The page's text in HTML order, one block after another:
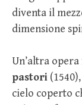
diventa il
dimensione
Un’altra opera
pastori
cielo coperto